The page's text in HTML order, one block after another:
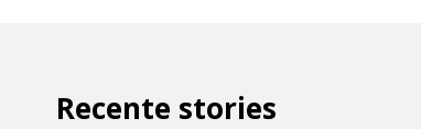
Recente stories